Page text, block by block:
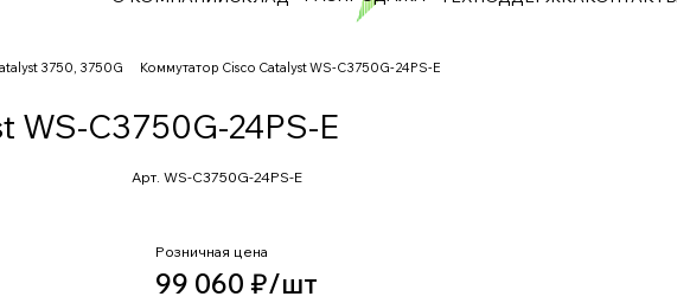
3750, 3750G Коммутатор Cisco Catalyst WS-C3750G-24PS-E
WS-C3750G-24PS-E
Арт. WS-C3750G-24PS-E
Розничная цена
99 060 ₽/шт